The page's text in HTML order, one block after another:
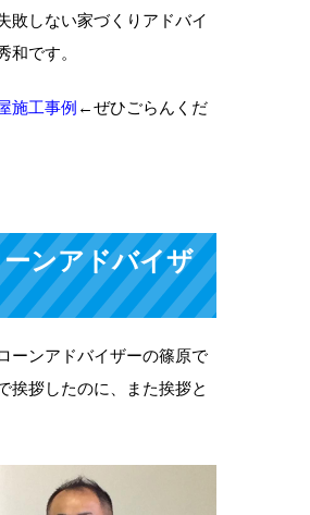
敗しない家づくりアドバイ
和です。
施工事例 ←ぜひごらんくだ
ンアドバイザ
ーンアドバイザーの篠原で
挨拶したのに、また挨拶と